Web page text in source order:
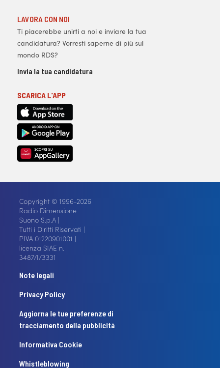
LAVORA CON NOI
Ti piacerebbe unirti a noi e inviare la tua
candidatura? Vorresti saperne di più sul
mondo RDS?
Invia la tua candidatura
SCARICA L'APP
Copyright © 1996-2026
Radio Dimensione
Suono S.p.A |
Tutti i Diritti Riservati |
P.IVA 01220901001 |
licenza SIAE n.
3487/I/3331
Note legali
Privacy Policy
Aggiorna le tue preferenze di
tracciamento della pubblicità
Informativa Cookie
Whistleblowing